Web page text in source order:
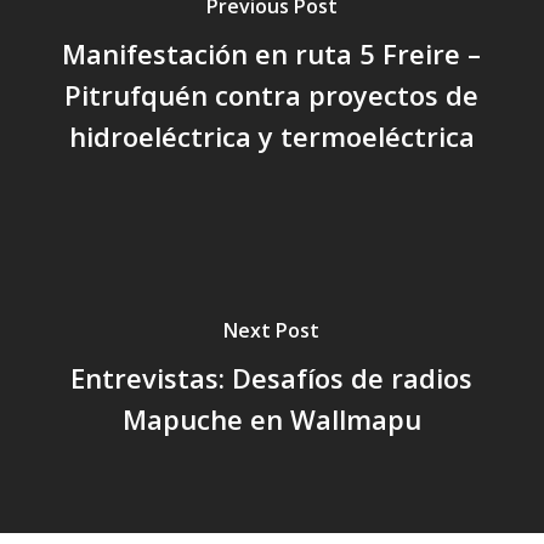
Previous Post
Manifestación en ruta 5 Freire –
Pitrufquén contra proyectos de
hidroeléctrica y termoeléctrica
Next Post
Entrevistas: Desafíos de radios
Mapuche en Wallmapu